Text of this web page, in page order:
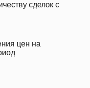
сделок с
цен на